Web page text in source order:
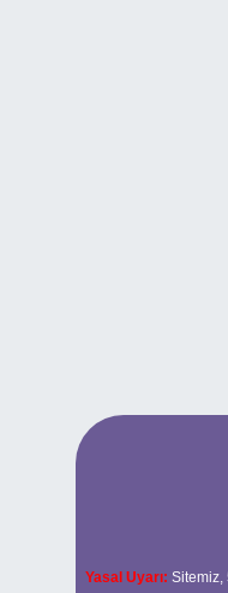
Yasal Uyarı: Sitemiz,